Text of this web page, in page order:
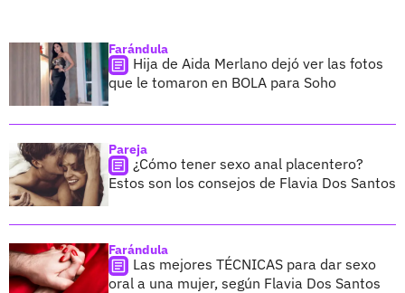
Farándula
Hija de Aida Merlano dejó ver las fotos
que le tomaron en BOLA para Soho
Pareja
¿Cómo tener sexo anal placentero?
Estos son los consejos de Flavia Dos Santos
Farándula
Las mejores TÉCNICAS para dar sexo
oral a una mujer, según Flavia Dos Santos